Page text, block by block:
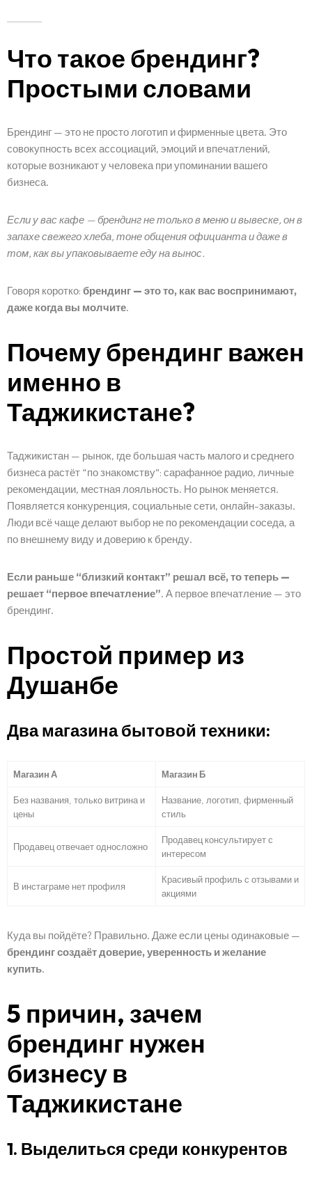
Что такое брендинг?
Простыми словами
Брендинг — это не просто логотип и фирменные цвета. Это
совокупность всех ассоциаций, эмоций и впечатлений,
которые возникают у человека при упоминании вашего
бизнеса.
Если у вас кафе — брендинг не только в меню и вывеске, он в
запахе свежего хлеба, тоне общения официанта и даже в
том, как вы упаковываете еду на вынос.
Говоря коротко: брендинг — это то, как вас воспринимают,
даже когда вы молчите.
Почему брендинг важен
именно в
Таджикистане?
Таджикистан — рынок, где большая часть малого и среднего
бизнеса растёт “по знакомству”: сарафанное радио, личные
рекомендации, местная лояльность. Но рынок меняется.
Появляется конкуренция, социальные сети, онлайн-заказы.
Люди всё чаще делают выбор не по рекомендации соседа, а
по внешнему виду и доверию к бренду.
Если раньше “близкий контакт” решал всё, то теперь —
решает “первое впечатление”. А первое впечатление — это
брендинг.
Простой пример из
Душанбе
Два магазина бытовой техники:
Магазин А Магазин Б
Без названия, только витрина и
цены
Название, логотип, фирменный
стиль
Продавец отвечает односложно
Продавец консультирует с
интересом
В инстаграме нет профиля
Красивый профиль с отзывами и
акциями
Куда вы пойдёте? Правильно. Даже если цены одинаковые —
брендинг создаёт доверие, уверенность и желание
купить.
5 причин, зачем
брендинг нужен
бизнесу в
Таджикистане
1. Выделиться среди конкурентов